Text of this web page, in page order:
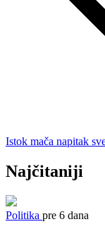
Istok mača napitak
Najčitaniji
Politika pre 6 dana